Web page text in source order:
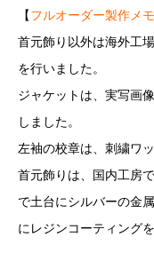
【フルオーダー製作メモ
首元飾り以外は海外工
を行いました。
ジャケットは、実写画
しました。
左袖の校章は、刺繍ワ
首元飾りは、国内工房
で土台にシルバーの金
にレジンコーティング